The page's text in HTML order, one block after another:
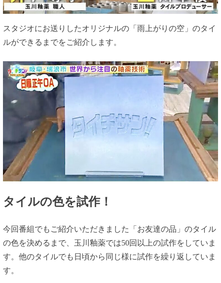
スタジオにお送りしたオリジナルの「雨上がりの空」のタイ
ルができるまでをご紹介します。
タイルの色を試作！
今回番組でもご紹介いただきました「お友達の品」のタイル
の色を決めるまで、玉川釉薬では50回以上の試作をしていま
す。他のタイルでも日頃から同じ様に試作を繰り返していま
す。